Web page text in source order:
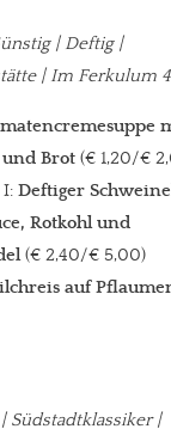
| Deftig |
| Im Ferkulum
Brot (€ 1,20/€
Deftiger
Rotkohl und
(€ 2,40/€ 5,00)
auf
Südstadtklassiker |